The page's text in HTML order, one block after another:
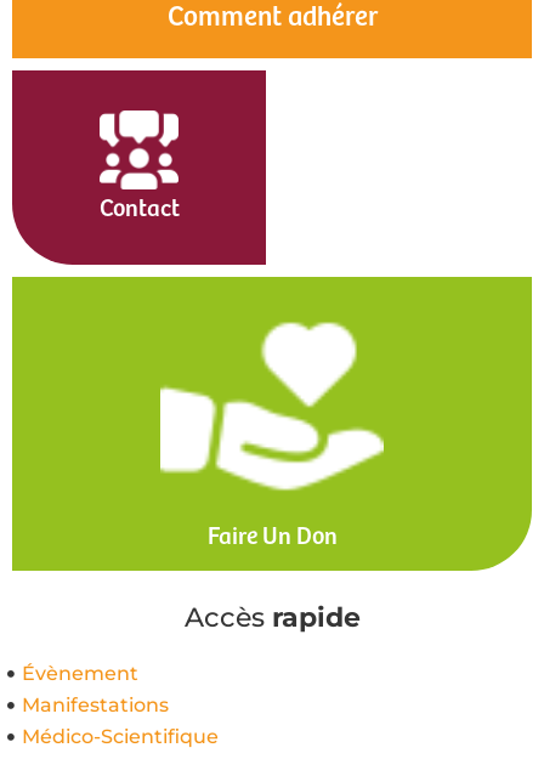
Comment adhérer
Contact
Faire Un Don
Accès rapide
Évènement
Manifestations
Médico-Scientifique